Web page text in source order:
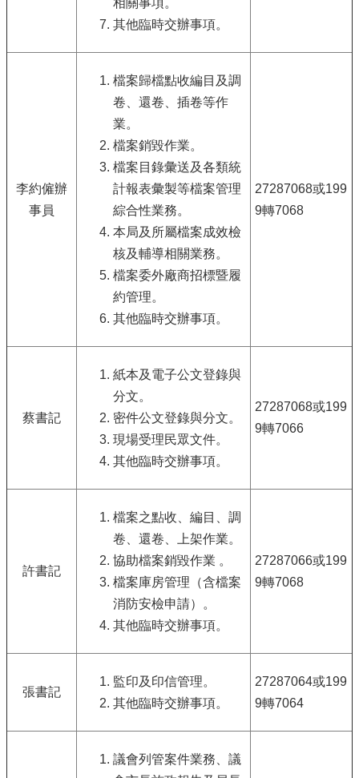
其他臨時交辦事項。
李約僱辦
事員
檔案歸檔點收編目及調
卷、還卷、插卷等作
業。
檔案銷毀作業。
檔案目錄彙送及各類統
計報表彙製等檔案管理
綜合性業務。
本局及所屬檔案成效檢
核及輔導相關業務。
檔案委外廠商招標暨履
約管理。
其他臨時交辦事項。
27287068或199
9轉7068
蔡書記
紙本及電子公文登錄與
分文。
密件公文登錄與分文。
現場受理民眾文件。
其他臨時交辦事項。
27287068或199
9轉7066
許書記
檔案之點收、編目、調
卷、還卷、上架作業。
協助檔案銷毀作業 。
檔案庫房管理（含檔案
消防安檢申請）。
其他臨時交辦事項。
27287066或199
9轉7068
張書記
監印及印信管理。
其他臨時交辦事項。
27287064或199
9轉7064
議會列管案件業務、議